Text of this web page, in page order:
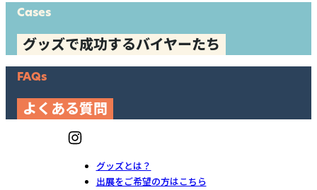
Cases
グッズで成功するバイヤーたち
FAQs
よくある質問
グッズとは？
出展をご希望の方はこちら